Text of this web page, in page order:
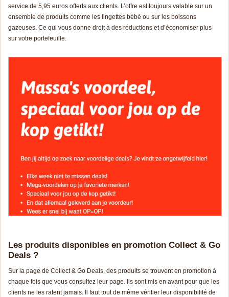
service de 5,95 euros offerts aux clients. L’offre est toujours valable sur un
ensemble de produits comme les lingettes bébé ou sur les boissons
gazeuses. Ce qui vous donne droit à des réductions et d’économiser plus
sur votre portefeuille.
Les produits disponibles en promotion Collect & Go
Deals ?
Sur la page de Collect & Go Deals, des produits se trouvent en promotion à
chaque fois que vous consultez leur page. Ils sont mis en avant pour que les
clients ne les ratent jamais. Il faut tout de même vérifier leur disponibilité de